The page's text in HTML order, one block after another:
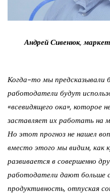
Андрей Сивенюк,
Когда-то мы предсказывали
работодатели будут
«всевидящего ока», которое
заставляет их работать на
Но этот прогноз не нашел
вместо этого мы видим, как
развивается в совершенно
работодатели дают больше
продуктивность, отпуская